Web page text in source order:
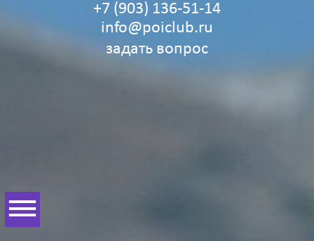
+7 (903) 136‑51‑14
info@poiclub.ru
задать вопрос